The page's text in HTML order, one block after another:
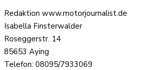
Redaktion www.motorjournalist.de
Isabella Finsterwalder
Roseggerstr. 14
85653 Aying
Telefon: 08095/7933069